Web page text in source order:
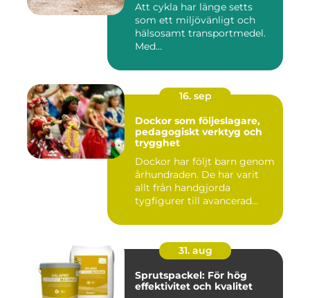
Att cykla har länge setts
som ett miljövänligt och
hälsosamt transportmedel.
Med...
16. sep
Dockor som följeslagare,
pedagogiskt verktyg och
trygghet
Dockor har följt barn genom
århundraden. De har varit
allt från handgjorda
tygfigurer till avancerad...
31. aug
Sprutspackel: För hög
effektivitet och kvalitet